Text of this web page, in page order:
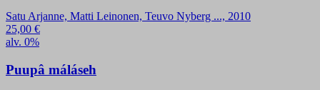
Satu Arjanne, Matti Leinonen, Teuvo Nyberg ..., 2010
25,00 €
alv. 0%
Puupâ máláseh